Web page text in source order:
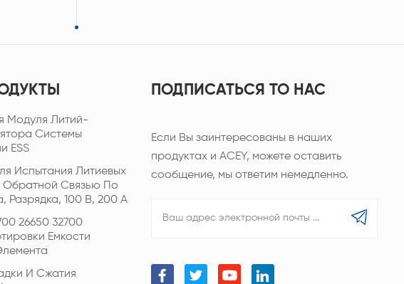
Модуля Литий-
Системы
ESS
Испытания Литиевых
Обратной Связью По
Разрядка, 100 В, 200 А
26650 32700
Емкости
И Сжатия
ПОДПИСАТЬСЯ TO НАС
Если Вы заинтересованы в наших
продуктах и ACEY, можете оставить
сообщение, мы ответим немедленно.